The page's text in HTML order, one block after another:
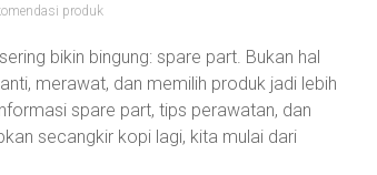
produk
bikin bingung: spare part. Bukan hal
merawat, dan memilih produk jadi lebih
spare part, tips perawatan, dan
secangkir kopi lagi, kita mulai dari